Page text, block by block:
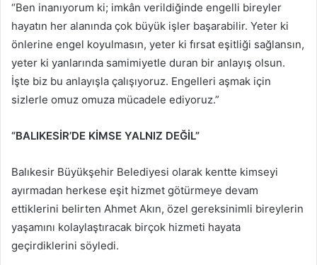
“Ben inanıyorum ki; imkân verildiğinde engelli bireyler
hayatın her alanında çok büyük işler başarabilir. Yeter ki
önlerine engel koyulmasın, yeter ki fırsat eşitliği sağlansın,
yeter ki yanlarında samimiyetle duran bir anlayış olsun.
İşte biz bu anlayışla çalışıyoruz. Engelleri aşmak için
sizlerle omuz omuza mücadele ediyoruz.”
“BALIKESİR’DE KİMSE YALNIZ DEĞİL”
Balıkesir Büyükşehir Belediyesi olarak kentte kimseyi
ayırmadan herkese eşit hizmet götürmeye devam
ettiklerini belirten Ahmet Akın, özel gereksinimli bireylerin
yaşamını kolaylaştıracak birçok hizmeti hayata
geçirdiklerini söyledi.